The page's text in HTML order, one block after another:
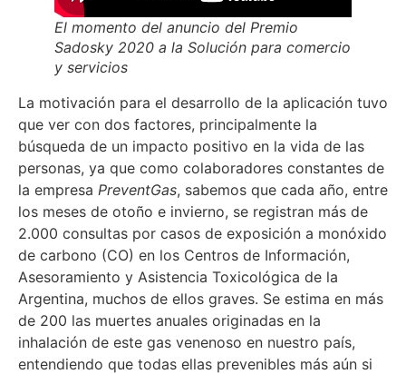
El momento del anuncio del Premio
Sadosky 2020 a la Solución para comercio
y servicios
La motivación para el desarrollo de la aplicación tuvo
que ver con dos factores, principalmente la
búsqueda de un impacto positivo en la vida de las
personas, ya que como colaboradores constantes de
la empresa PreventGas, sabemos que cada año, entre
los meses de otoño e invierno, se registran más de
2.000 consultas por casos de exposición a monóxido
de carbono (CO) en los Centros de Información,
Asesoramiento y Asistencia Toxicológica de la
Argentina, muchos de ellos graves. Se estima en más
de 200 las muertes anuales originadas en la
inhalación de este gas venenoso en nuestro país,
entendiendo que todas ellas prevenibles más aún si